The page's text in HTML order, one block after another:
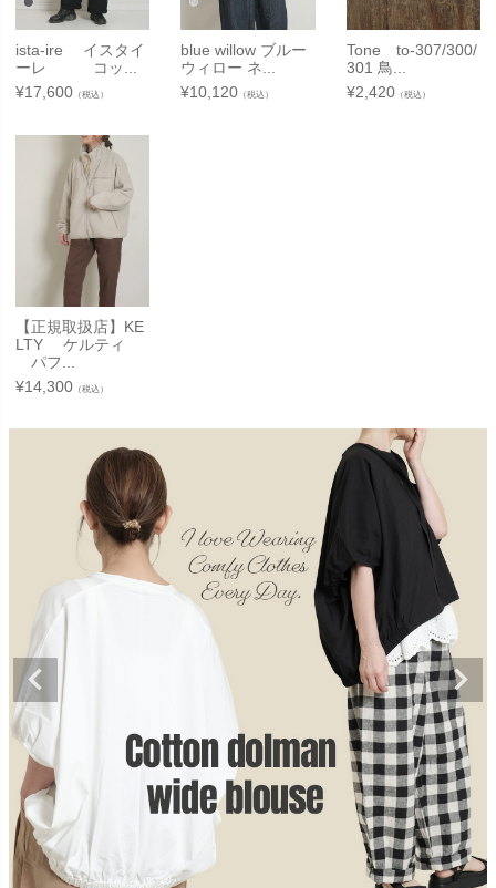
ista-ire イスタイ
ーレ コッ...
¥17,600 （税込）
blue willow ブルー
ウィロー ネ...
¥10,120 （税込）
Tone to-307/300/
301 鳥...
¥2,420（税込）
【正規取扱店】KE
LTY ケルティ
パフ...
¥14,300 （税込）